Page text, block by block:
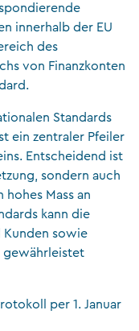
innerhalb der EU
des
von Finanzkonten
Standards
ein zentraler Pfeiler
Entscheidend ist
sondern auch
Mass an
kann die
Kunden sowie
gewährleistet
per 1. Januar